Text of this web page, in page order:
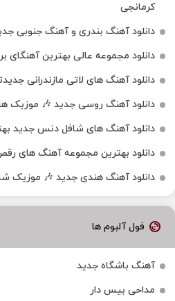
کرمانجی
دانلود آهنگ بندری و آهنگ جنوبی
دانلود مجموعه عالی بهترین
دانلود آهنگ‌ های لاتی مازندرانی
دانلود آهنگ روسی جدید 🎶 موزیک‌
دانلود آهنگ های شافل دنس جدید
دانلود بهترین مجموعه آهنگ های
دانلود آهنگ هندی جدید 🎶 موزیک
فول آلبوم ها
آهنگ باشگاه جدید
مداحی بیس دار